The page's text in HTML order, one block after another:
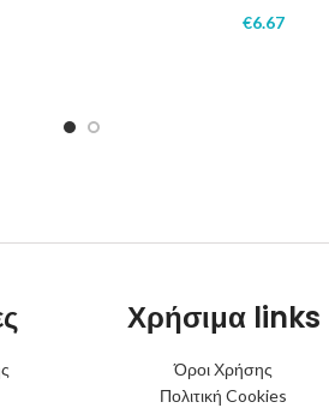
€6.67
Χρήσιμα links
Όροι Χρήσης
Πολιτική Cookies